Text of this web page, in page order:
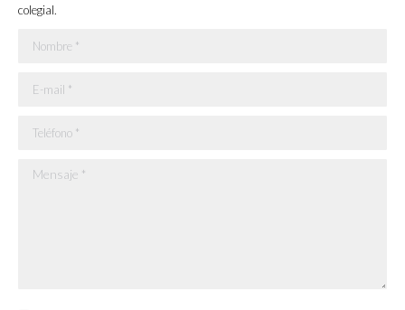
colegial.
Nombre *
E-mail *
Teléfono *
Mensaje *